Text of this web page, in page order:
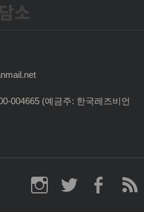
소
004665 (예금주: 한국레즈비언